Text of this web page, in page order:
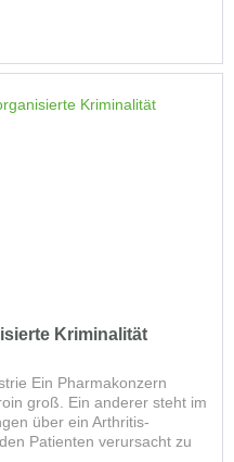
Kriminalität
Ein Pharmakonzern
groß. Ein anderer steht im
über ein Arthritis-
Patienten verursacht zu